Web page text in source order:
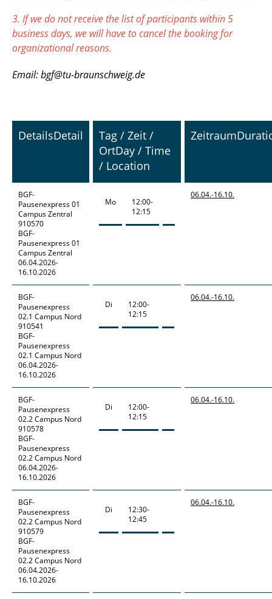
3. If we do not receive the list of participants within 5
business days, we will have to cancel the booking for
organizational reasons.
Email: bgf@tu-braunschweig.de
DetailsDetail
Tag / Zeit /
OrtDay / Time
/ Location
Zeitraum
BGF-
Pausenexpress01
Campus Zentral
910570
BGF-
Pausenexpress 01
Campus Zentral
06.04.2026-
16.10.2026
Mo
12:00-
12:15
06.04.-16.10.
BGF-
Pausenexpress
02.1 Campus Nord
910541
BGF-
Pausenexpress
02.1 Campus Nord
06.04.2026-
16.10.2026
Di
12:00-
12:15
06.04.-16.10.
BGF-
Pausenexpress
02.2 Campus Nord
910578
BGF-
Pausenexpress
02.2 Campus Nord
06.04.2026-
16.10.2026
Di
12:00-
12:15
06.04.-16.10.
BGF-
Pausenexpress
02.2 Campus Nord
910579
BGF-
Pausenexpress
02.2 Campus Nord
06.04.2026-
16.10.2026
Di
12:30-
12:45
06.04.-16.10.